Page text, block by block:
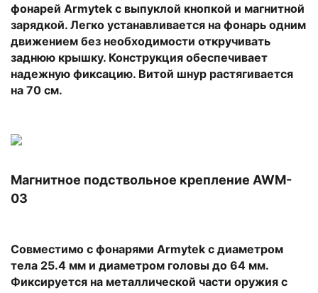
фонарей Armytek с выпуклой кнопкой и магнитной
зарядкой. Легко устанавливается на фонарь одним
движением без необходимости откручивать
заднюю крышку. Конструкция обеспечивает
надежную фиксацию. Витой шнур растягивается
на 70 см.
Магнитное подствольное крепление AWM-
03
Совместимо с фонарями Armytek с диаметром
тела 25.4 мм и диаметром головы до 64 мм.
Фиксируется на металлической части оружия с